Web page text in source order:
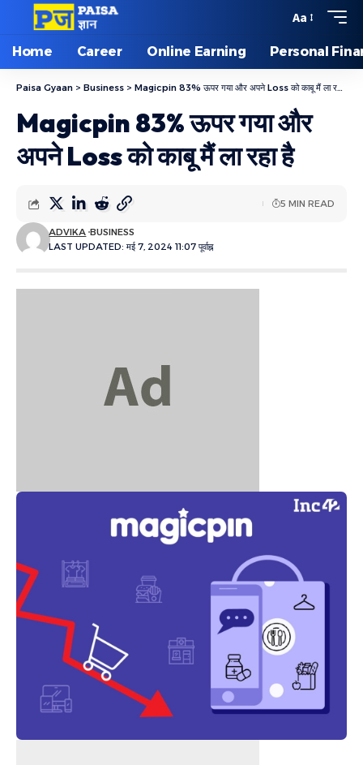
Aa
Home Career Online Earning Personal
Paisa Gyaan > Business > Magicpin 83% ऊपर गया और अपने Loss को काबू मैं ला रहा है
Magicpin 83% ऊपर गया और
अपने Loss को काबू मैं ला रहा है
LAST UPDATED: मई 7, 2024 11:07 पूर्वाह्न
ADVIKA BUSINESS
5 MIN READ